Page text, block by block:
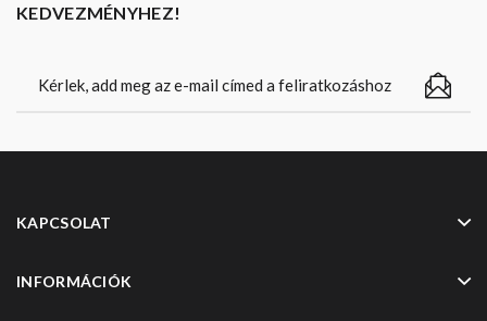
KEDVEZMÉNYHEZ!
KAPCSOLAT
INFORMÁCIÓK